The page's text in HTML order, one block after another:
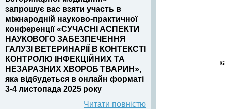
запрошує вас взяти участь в
міжнародній науково-практичної
конференції «СУЧАСНІ АСПЕКТИ
НАУКОВОГО ЗАБЕЗПЕЧЕННЯ
ГАЛУЗІ ВЕТЕРИНАРІЇ В КОНТЕКСТІ
КОНТРОЛЮ ІНФЕКЦІЙНИХ ТА
НЕЗАРАЗНИХ ХВОРОБ ТВАРИН»,
яка відбудеться в онлайн форматі
3-4 листопада 2025 року
Читати повністю